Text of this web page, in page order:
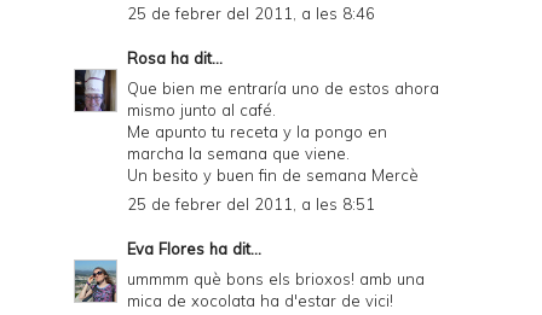
25 de febrer del 2011, a les 8:46
Rosa ha dit...
Que bien me entraría uno de estos ahora
mismo junto al café.
Me apunto tu receta y la pongo en
marcha la semana que viene.
Un besito y buen fin de semana Mercè
25 de febrer del 2011, a les 8:51
Eva Flores ha dit...
ummmm què bons els brioxos! amb una
mica de xocolata ha d'estar de vici!